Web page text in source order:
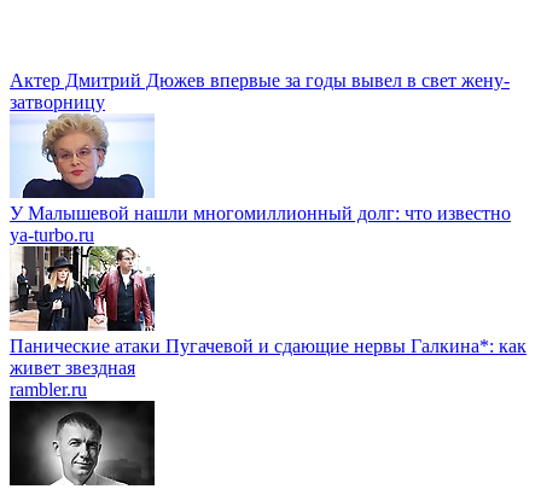
Актер Дмитрий Дюжев впервые за годы вывел в свет жену-
затворницу
У Малышевой нашли многомиллионный долг: что известно
ya-turbo.ru
Панические атаки Пугачевой и сдающие нервы Галкина*: как
живет звездная
rambler.ru